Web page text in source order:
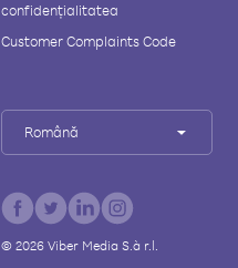
confidențialitatea
Customer Complaints Code
Română
© 2026Viber Media S.à r.l.